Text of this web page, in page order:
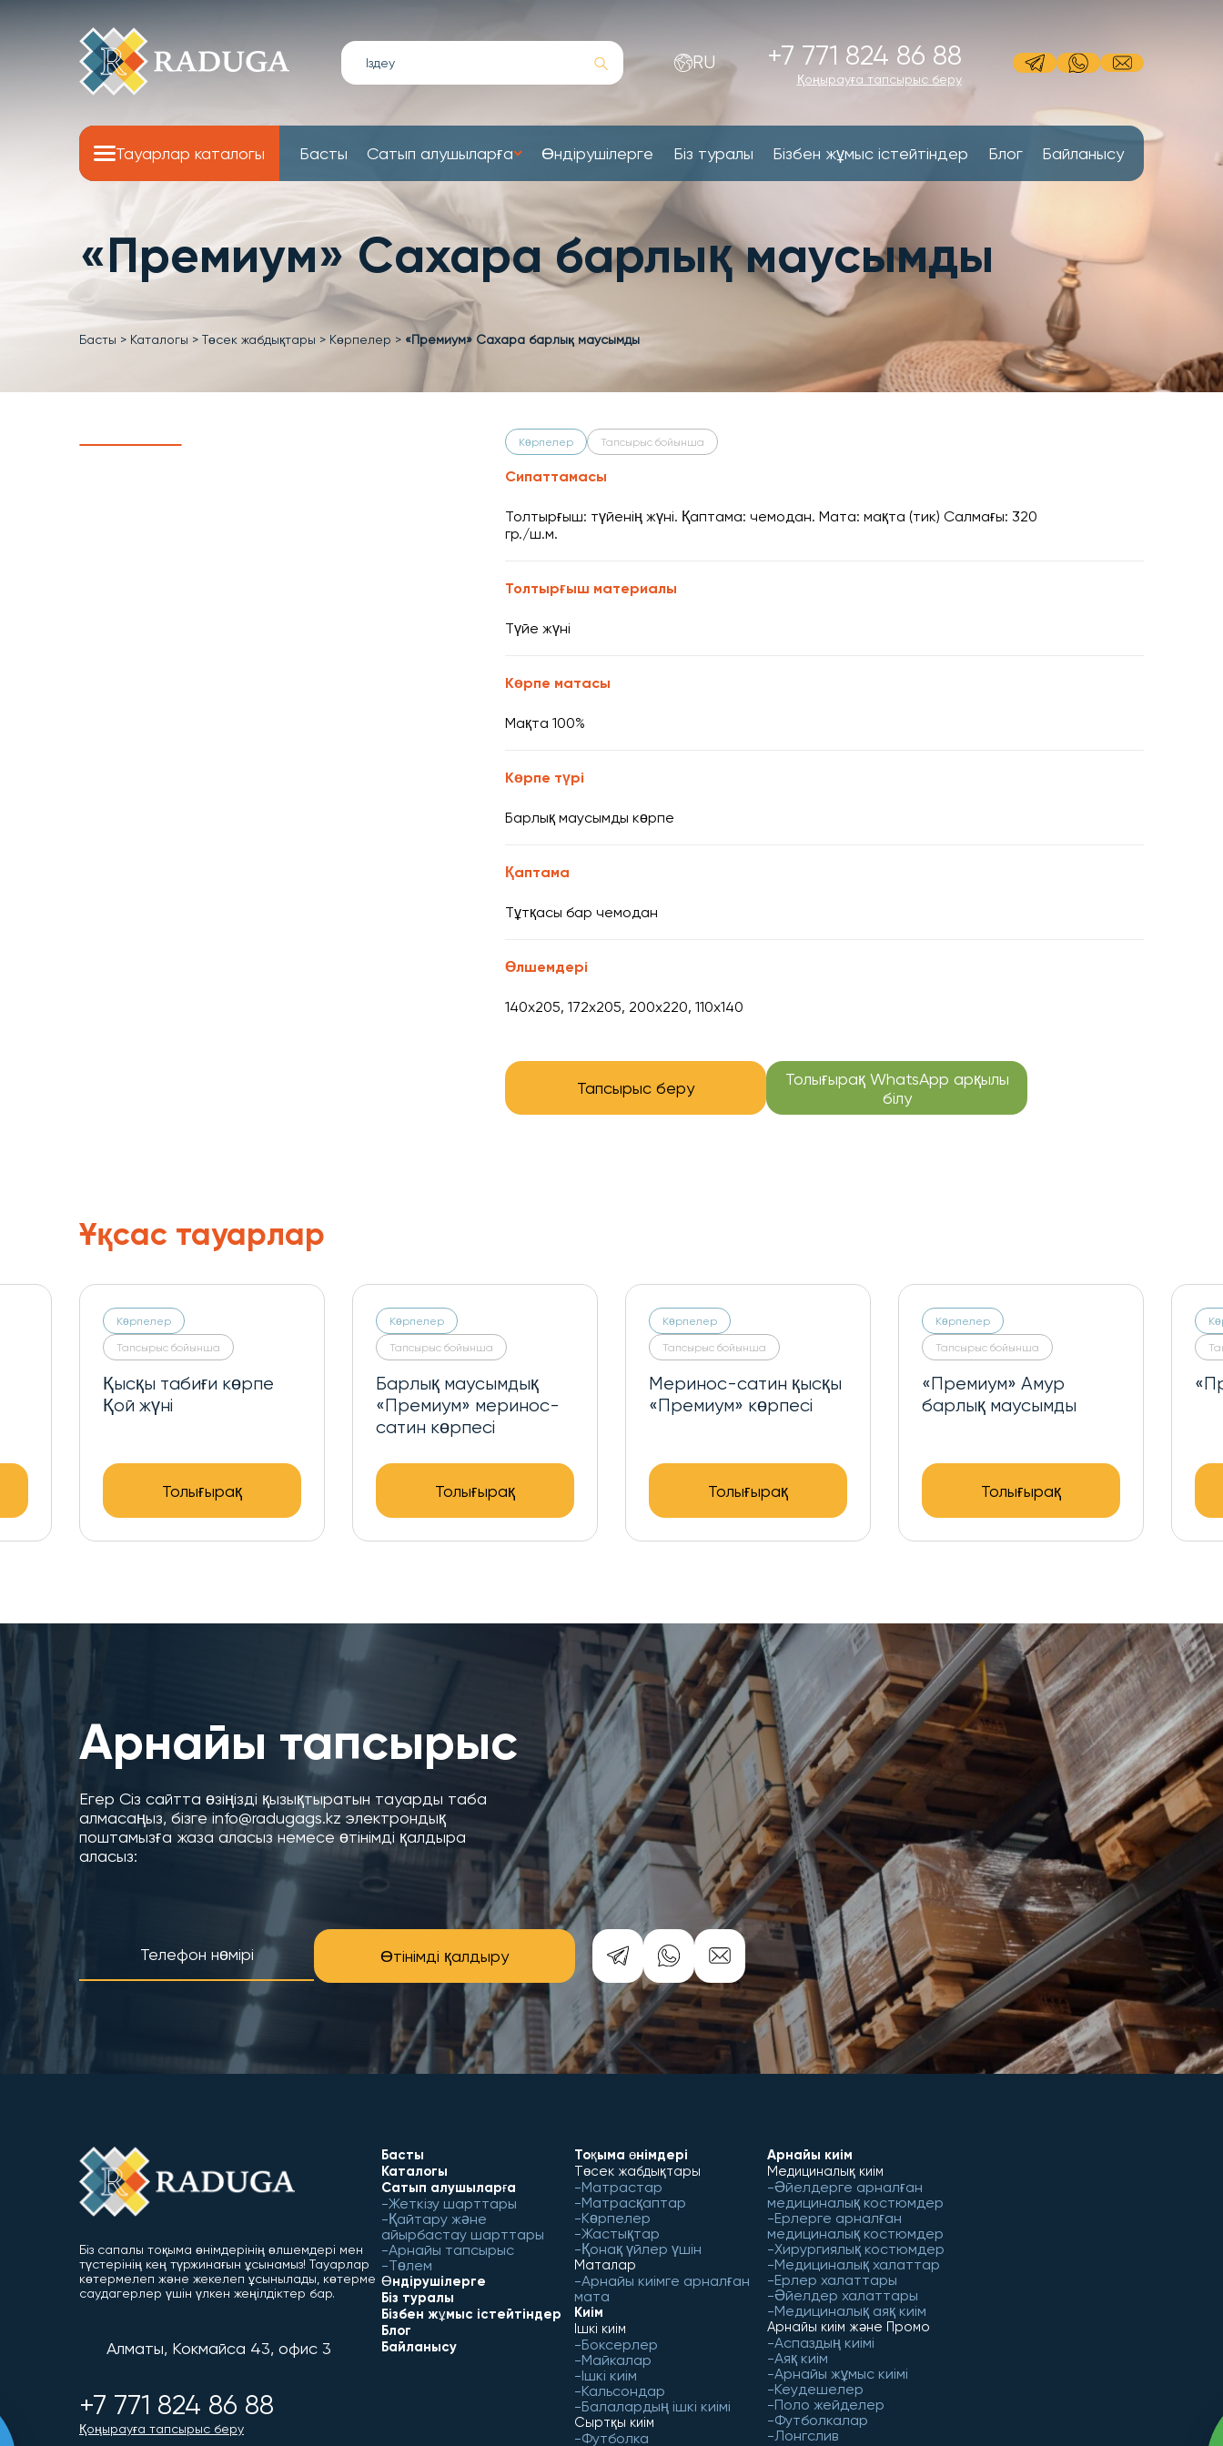
RU +7 771 824 86 88
Қоңырауға тапсырыс беру
Тауарлар каталогы Басты Сатып алушыларға Өндірушілерге Біз туралы Бізбен жұмыс істейтіндер Блог Байланысу
«Премиум» Сахара барлық маусымды
Басты > Каталогы > Төсек жабдықтары > Көрпелер > «Премиум» Сахара барлық маусымды
Көрпелер Тапсырыс бойынша
Сипаттамасы
Толтырғыш: түйенің жүні. Қаптама: чемодан. Мата: мақта (тик) Салмағы: 320
гр./ш.м.
Толтырғыш материалы
Түйе жүні
Көрпе матасы
Мақта 100%
Көрпе түрі
Барлық маусымды көрпе
Қаптама
Тұтқасы бар чемодан
Өлшемдері
140x205, 172x205, 200x220, 110x140
Тапсырыс беру
Толығырақ WhatsApp арқылы
білу
Ұқсас тауарлар
Көрпелер
Тапсырыс бойынша
Меринос-сатин қысқы
«Премиум» көрпесі
Толығырақ
Көрпелер
Тапсырыс бойынша
«Премиум» Амур
барлық маусымды
Толығырақ
Көрпелер
Тапсырыс бойынша
«Премиум» Амур қысқы
Толығырақ
Көрпелер
Тапсырыс бойынша
«Премиум» барлық
маусымды меринос
Толығырақ
Арнайы тапсырыс
Егер Сіз сайтта өзіңізді қызықтыратын тауарды таба
алмасаңыз, бізге info@radugags.kz электрондық
поштамызға жаза аласыз немесе өтінімді қалдыра
аласыз:
Өтінімді қалдыру
Біз сапалы тоқыма өнімдерінің өлшемдері мен
түстерінің кең түржинағын ұсынамыз! Тауарлар
көтермелеп және жекелеп ұсынылады, көтерме
саудагерлер үшін үлкен жеңілдіктер бар.
Алматы, Кокмайса 43, офис 3
+7 771 824 86 88
Қоңырауға тапсырыс беру
Басты
Каталогы
Сатып алушыларға
Жеткізу шарттары
Қайтару және
айырбастау шарттары
Арнайы тапсырыс
Төлем
Өндірушілерге
Біз туралы
Бізбен жұмыс істейтіндер
Блог
Байланысу
Тоқыма өнімдері
Төсек жабдықтары
Матрастар
Матрасқаптар
Көрпелер
Жастықтар
Қонақ үйлер үшін
Маталар
Арнайы киімге арналған
мата
Киім
Ішкі киім
Боксерлер
Майкалар
Ішкі киім
Кальсондар
Балалардың ішкі киімі
Сыртқы киім
Футболка
Арнайы киім
Медициналық киім
Әйелдерге арналған
медициналық костюмдер
Ерлерге арналған
медициналық костюмдер
Хирургиялық костюмдер
Медициналық халаттар
Ерлер халаттары
Әйелдер халаттары
Медициналық аяқ киім
Арнайы киім және Промо
Аспаздың киімі
Аяқ киім
Арнайы жұмыс киімі
Кеудешелер
Поло жейделер
Футболкалар
Лонгслив